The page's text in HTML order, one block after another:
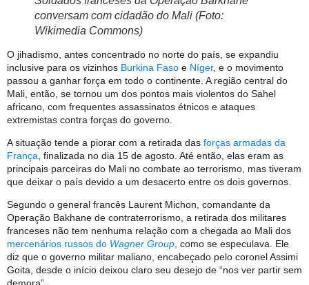
conversam com cidadão do Mali (Foto:
Wikimedia Commons)
O jihadismo, antes concentrado no norte do país, se expandiu
inclusive para os vizinhos Burkina Faso e Níger, e o movimento
passou a ganhar força em todo o continente. A região central do
Mali, então, se tornou um dos pontos mais violentos do Sahel
africano, com frequentes assassinatos étnicos e ataques
extremistas contra forças do governo.
A situação tende a piorar com a retirada das forças armadas da
França , finalizada no dia 15 de agosto. Até então, elas eram as
principais parceiras do Mali no combate ao terrorismo, mas tiveram
que deixar o país devido a um desacerto entre os dois governos.
Segundo o general francês Laurent Michon, comandante da
Operação Bakhane de contraterrorismo, a retirada dos militares
franceses não tem nenhuma relação com a chegada ao Mali dos
mercenários russos do Wagner Group, como se especulava. Ele
diz que o governo militar maliano, encabeçado pelo coronel Assimi
Goita, desde o início deixou claro seu desejo de “nos ver partir sem